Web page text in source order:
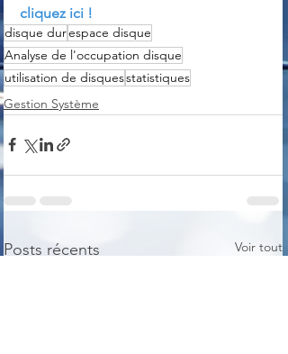
cliquez ici !
disque durespace disque
Analyse de l'occupation disque
utilisation de disquesstatistiques
Gestion Système
Posts récents Voir tout